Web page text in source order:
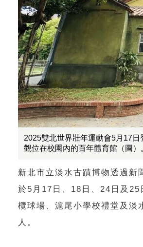
2025雙北世界壯年運動會5月17
觀位在校園內的百年體育館（圖）
新北市立淡水古蹟博物透過新
於5月17日、18日、24日及25
欖球場、滬尾小學校禮堂及淡
人。